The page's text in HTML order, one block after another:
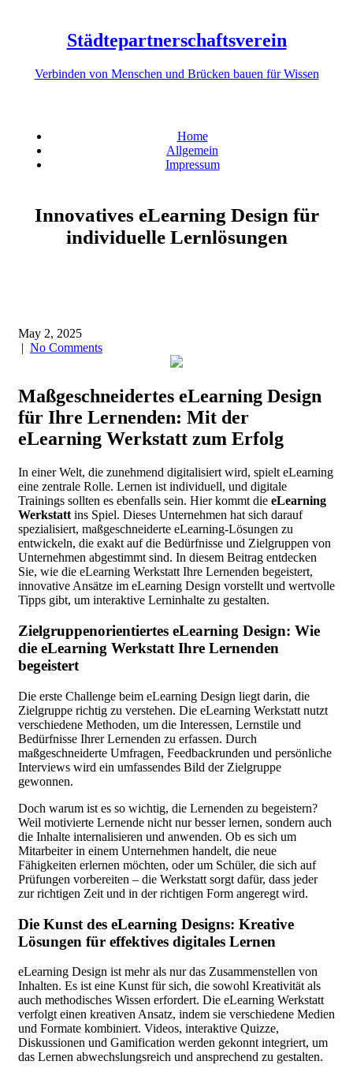
Städtepartnerschaftsverein
Verbinden von Menschen und Brücken bauen für Wissen
Home
Allgemein
Impressum
Innovatives eLearning Design für
individuelle Lernlösungen
May 2, 2025
| No Comments
Maßgeschneidertes eLearning Design
für Ihre Lernenden: Mit der
eLearning Werkstatt zum Erfolg
In einer Welt, die zunehmend digitalisiert wird, spielt eLearning
eine zentrale Rolle. Lernen ist individuell, und digitale
Trainings sollten es ebenfalls sein. Hier kommt die eLearning
Werkstatt ins Spiel. Dieses Unternehmen hat sich darauf
spezialisiert, maßgeschneiderte eLearning-Lösungen zu
entwickeln, die exakt auf die Bedürfnisse und Zielgruppen von
Unternehmen abgestimmt sind. In diesem Beitrag entdecken
Sie, wie die eLearning Werkstatt Ihre Lernenden begeistert,
innovative Ansätze im eLearning Design vorstellt und wertvolle
Tipps gibt, um interaktive Lerninhalte zu gestalten.
Zielgruppenorientiertes eLearning Design: Wie
die eLearning Werkstatt Ihre Lernenden
begeistert
Die erste Challenge beim eLearning Design liegt darin, die
Zielgruppe richtig zu verstehen. Die eLearning Werkstatt nutzt
verschiedene Methoden, um die Interessen, Lernstile und
Bedürfnisse Ihrer Lernenden zu erfassen. Durch
maßgeschneiderte Umfragen, Feedbackrunden und persönliche
Interviews wird ein umfassendes Bild der Zielgruppe
gewonnen.
Doch warum ist es so wichtig, die Lernenden zu begeistern?
Weil motivierte Lernende nicht nur besser lernen, sondern auch
die Inhalte internalisieren und anwenden. Ob es sich um
Mitarbeiter in einem Unternehmen handelt, die neue
Fähigkeiten erlernen möchten, oder um Schüler, die sich auf
Prüfungen vorbereiten – die Werkstatt sorgt dafür, dass jeder
zur richtigen Zeit und in der richtigen Form angeregt wird.
Die Kunst des eLearning Designs: Kreative
Lösungen für effektives digitales Lernen
eLearning Design ist mehr als nur das Zusammenstellen von
Inhalten. Es ist eine Kunst für sich, die sowohl Kreativität als
auch methodisches Wissen erfordert. Die eLearning Werkstatt
verfolgt einen kreativen Ansatz, indem sie verschiedene Medien
und Formate kombiniert. Videos, interaktive Quizze,
Diskussionen und Gamification werden gekonnt integriert, um
das Lernen abwechslungsreich und ansprechend zu gestalten.